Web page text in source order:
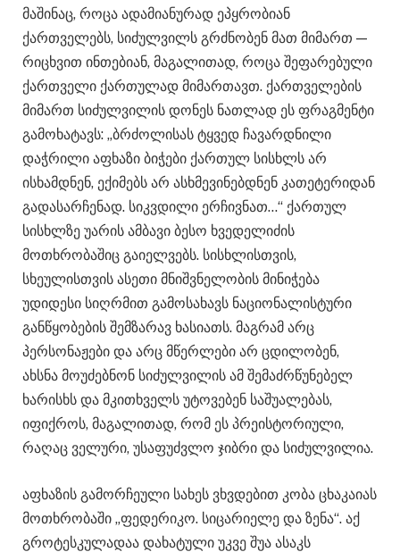
მაშინაც, როცა ადამიანურად ეპყრობიან
ქართველებს, სიძულვილს გრძნობენ მათ მიმართ —
რიცხვით ინთებიან, მაგალითად, როცა შეფარებული
ქართველი ქართულად მიმართავთ. ქართველების
მიმართ სიძულვილის დონეს ნათლად ეს ფრაგმენტი
გამოხატავს: „ბრძოლისას ტყვედ ჩავარდნილი
დაჭრილი აფხაზი ბიჭები ქართულ სისხლს არ
ისხამდნენ, ექიმებს არ ასხმევინებდნენ კათეტერიდან
გადასარჩენად. სიკვდილი ერჩივნათ…“ ქართულ
სისხლზე უარის ამბავი ბესო ხვედელიძის
მოთხრობაშიც გაიელვებს. სისხლისთვის,
სხეულისთვის ასეთი მნიშვნელობის მინიჭება
უდიდესი სიღრმით გამოსახავს ნაციონალისტური
განწყობების შემზარავ ხასიათს. მაგრამ არც
პერსონაჟები და არც მწერლები არ ცდილობენ,
ახსნა მოუძებნონ სიძულვილის ამ შემაძრწუნებელ
ხარისხს და მკითხველს უტოვებენ საშუალებას,
იფიქროს, მაგალითად, რომ ეს პრეისტორიული,
რაღაც ველური, უსაფუძვლო ჯიბრი და სიძულვილია.
აფხაზის გამორჩეული სახეს ვხვდებით კობა ცხაკაიას
მოთხრობაში „ფედერიკო. სიცარიელე და ზენა“. აქ
გროტესკულადაა დახატული უკვე შუა ასაკს